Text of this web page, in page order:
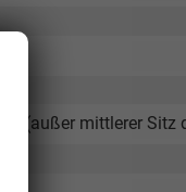
(außer mittlerer Sitz